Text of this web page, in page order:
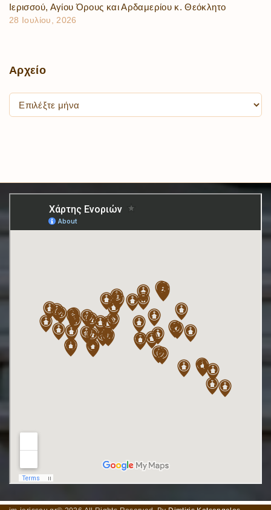
Ιερισσού, Αγίου Όρους και Αρδαμερίου κ. Θεόκλητο
28 Ιουλίου, 2026
Αρχείο